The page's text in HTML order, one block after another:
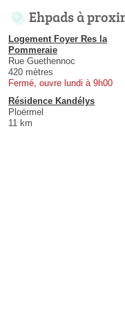
Ehpads à
Logement Foyer Res la
Pommeraie
Rue Guethennoc
420 mètres
Fermé, ouvre lundi à 9h00
Résidence Kandélys
Ploërmel
11 km